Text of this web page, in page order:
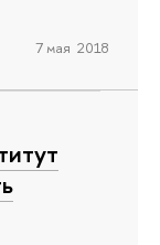
7 мая 2018